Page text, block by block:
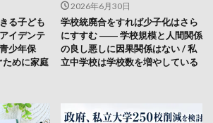
る子ども
デンテ
少年保
めに家庭
2026年6月30日
学校統廃合をすれば少子化はさら
にすすむ ―― 学校規模と人間関係
の良し悪しに因果関係はない / 私
立中学校は学校数を増やしている